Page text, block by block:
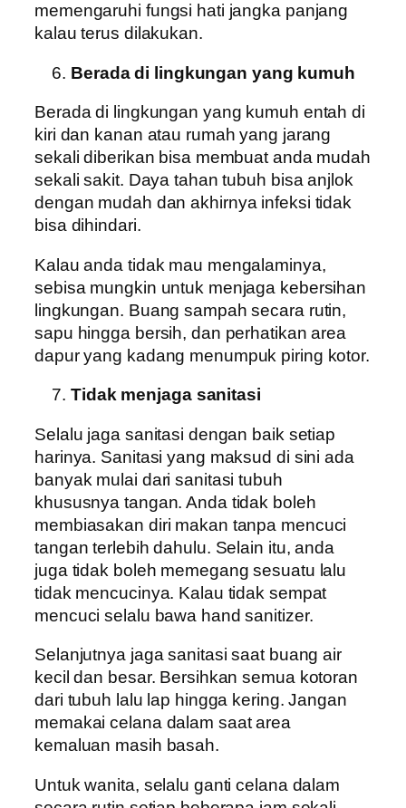
memengaruhi fungsi hati jangka panjang
kalau terus dilakukan.
Berada di lingkungan yang kumuh
Berada di lingkungan yang kumuh entah di
kiri dan kanan atau rumah yang jarang
sekali diberikan bisa membuat anda mudah
sekali sakit. Daya tahan tubuh bisa anjlok
dengan mudah dan akhirnya infeksi tidak
bisa dihindari.
Kalau anda tidak mau mengalaminya,
sebisa mungkin untuk menjaga kebersihan
lingkungan. Buang sampah secara rutin,
sapu hingga bersih, dan perhatikan area
dapur yang kadang menumpuk piring kotor.
Tidak menjaga sanitasi
Selalu jaga sanitasi dengan baik setiap
harinya. Sanitasi yang maksud di sini ada
banyak mulai dari sanitasi tubuh
khususnya tangan. Anda tidak boleh
membiasakan diri makan tanpa mencuci
tangan terlebih dahulu. Selain itu, anda
juga tidak boleh memegang sesuatu lalu
tidak mencucinya. Kalau tidak sempat
mencuci selalu bawa hand sanitizer.
Selanjutnya jaga sanitasi saat buang air
kecil dan besar. Bersihkan semua kotoran
dari tubuh lalu lap hingga kering. Jangan
memakai celana dalam saat area
kemaluan masih basah.
Untuk wanita, selalu ganti celana dalam